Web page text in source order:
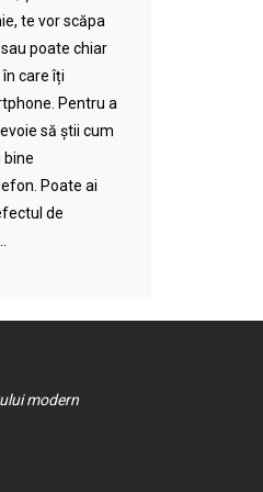
te vor scăpa
poate chiar
care îți
Pentru a
să știi cum
Poate ai
de
modern